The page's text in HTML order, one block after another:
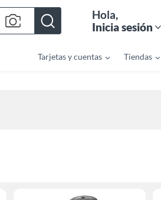
Hola,
Inicia sesión
Tarjetas y cuentas Tiendas